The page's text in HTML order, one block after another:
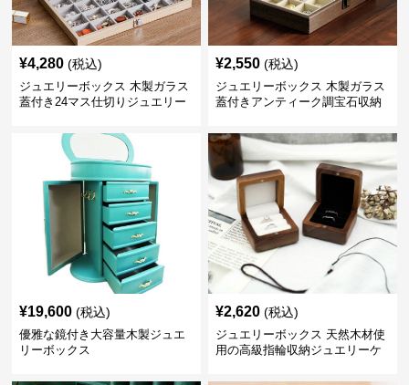
¥4,280 (税込)
ジュエリーボックス 木製ガラス
蓋付き24マス仕切りジュエリー
¥2,550 (税込)
ジュエリーボックス 木製ガラス
蓋付きアンティーク調宝石収納
¥19,600 (税込)
優雅な鏡付き大容量木製ジュエ
リーボックス
¥2,620 (税込)
ジュエリーボックス 天然木材使
用の高級指輪収納ジュエリーケ